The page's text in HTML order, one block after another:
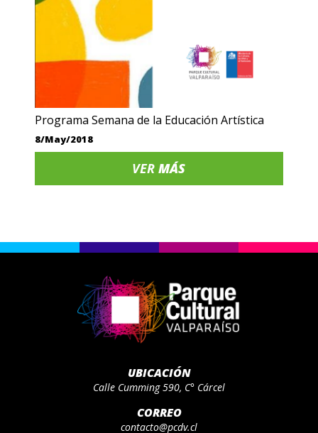
Programa Semana de la Educación Artística
8/May/2018
VERMÁS
UBICACIÓN
Calle Cumming 590, C° Cárcel
CORREO
contacto@pcdv.cl